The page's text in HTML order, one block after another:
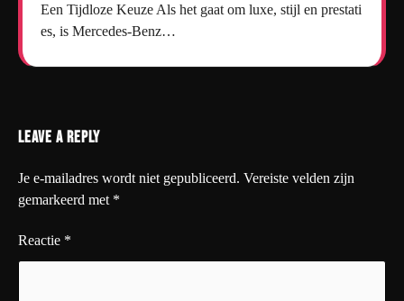
Een Tijdloze Keuze Als het gaat om luxe, stijl en prestati
es, is Mercedes-Benz…
Leave a Reply
Je e-mailadres wordt niet gepubliceerd. Vereiste velden zijn
gemarkeerd met *
Reactie *